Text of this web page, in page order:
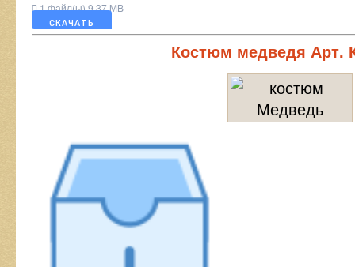
1 файл(ы)9.37 MB
СКАЧАТЬ
Костюм медведя Арт.